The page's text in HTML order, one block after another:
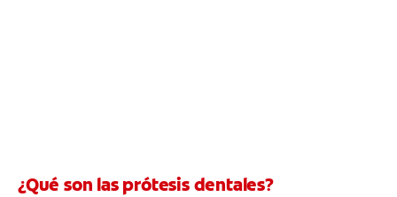
¿Qué son las prótesis dentales?